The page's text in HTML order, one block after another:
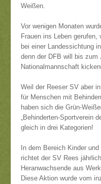
Weißen.
Vor wenigen Monaten
Frauen ins Leben
bei einer Landessichtung
denn der DFB will bis zum
Nationalmannschaft
Weil der Reeser SV aber
für Menschen mit
haben sich die Grün-
„Behinderten-Sportverein
gleich in drei Kategorien!
In dem Bereich Kinder
richtet der SV Rees
Heranwachsende aus
Diese Aktion wurde vom